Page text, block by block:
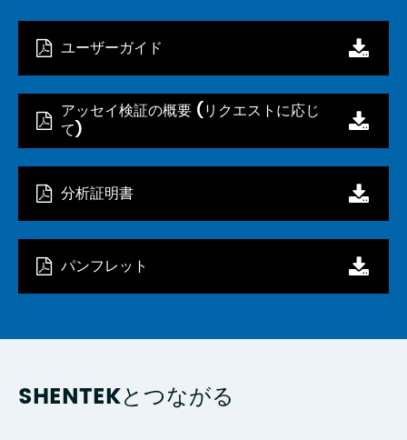
ユーザーガイド
アッセイ検証の概要 (リクエストに応じ
て)
分析証明書
パンフレット
SHENTEKとつながる